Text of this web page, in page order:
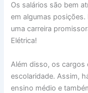
Os salários são bem
em algumas
uma carreira
Elétrica!
Além disso, os cargos
escolaridade. Assim,
ensino médio e